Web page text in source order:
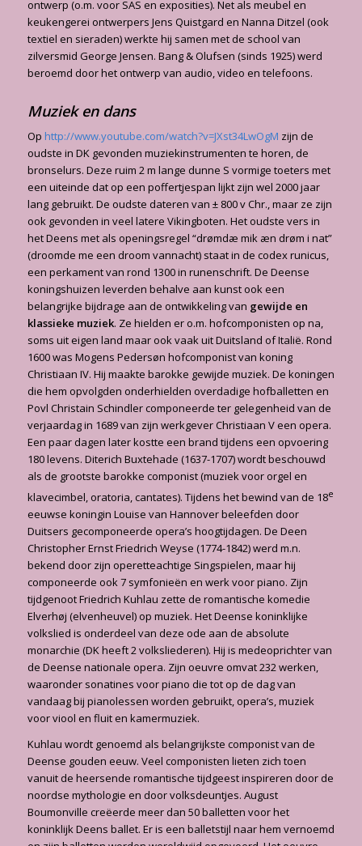
ontwerp (o.m. voor SAS en exposities). Net als meubel en
keukengerei ontwerpers Jens Quistgard en Nanna Ditzel (ook
textiel en sieraden) werkte hij samen met de school van
zilversmid George Jensen. Bang & Olufsen (sinds 1925) werd
beroemd door het ontwerp van audio, video en telefoons.
Muziek en dans
Op http://www.youtube.com/watch?v=JXst34LwOgM zijn de
oudste in DK gevonden muziekinstrumenten te horen, de
bronselurs. Deze ruim 2 m lange dunne S vormige toeters met
een uiteinde dat op een poffertjespan lijkt zijn wel 2000 jaar
lang gebruikt. De oudste dateren van ± 800 v Chr., maar ze zijn
ook gevonden in veel latere Vikingboten. Het oudste vers in
het Deens met als openingsregel “drømdæ mik æn drøm i nat”
(droomde me een droom vannacht) staat in de codex runicus,
een perkament van rond 1300 in runenschrift. De Deense
koningshuizen leverden behalve aan kunst ook een
belangrijke bijdrage aan de ontwikkeling van gewijde en
klassieke muziek. Ze hielden er o.m. hofcomponisten op na,
soms uit eigen land maar ook vaak uit Duitsland of Italië. Rond
1600 was Mogens Pedersøn hofcomponist van koning
Christiaan IV. Hij maakte barokke gewijde muziek. De koningen
die hem opvolgden onderhielden overdadige hofballetten en
Povl Christain Schindler componeerde ter gelegenheid van de
verjaardag in 1689 van zijn werkgever Christiaan V een opera.
Een paar dagen later kostte een brand tijdens een opvoering
180 levens. Diterich Buxtehade (1637-1707) wordt beschouwd
als de grootste barokke componist (muziek voor orgel en
klavecimbel, oratoria, cantates). Tijdens het bewind van de 18e
eeuwse koningin Louise van Hannover beleefden door
Duitsers gecomponeerde opera’s hoogtijdagen. De Deen
Christopher Ernst Friedrich Weyse (1774-1842) werd m.n.
bekend door zijn operetteachtige Singspielen, maar hij
componeerde ook 7 symfonieën en werk voor piano. Zijn
tijdgenoot Friedrich Kuhlau zette de romantische komedie
Elverhøj (elvenheuvel) op muziek. Het Deense koninklijke
volkslied is onderdeel van deze ode aan de absolute
monarchie (DK heeft 2 volksliederen). Hij is medeoprichter van
de Deense nationale opera. Zijn oeuvre omvat 232 werken,
waaronder sonatines voor piano die tot op de dag van
vandaag bij pianolessen worden gebruikt, opera’s, muziek
voor viool en fluit en kamermuziek.
Kuhlau wordt genoemd als belangrijkste componist van de
Deense gouden eeuw. Veel componisten lieten zich toen
vanuit de heersende romantische tijdgeest inspireren door de
noordse mythologie en door volksdeuntjes. August
Boumonville creëerde meer dan 50 balletten voor het
koninklijk Deens ballet. Er is een balletstijl naar hem vernoemd